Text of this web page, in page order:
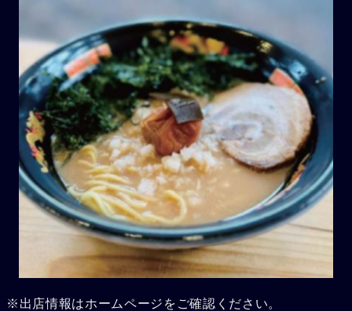
※出店情報はホームページをご確認ください。